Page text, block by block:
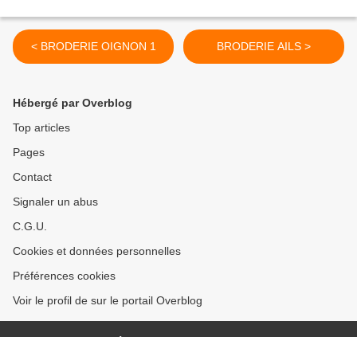
< BRODERIE OIGNON 1 BRODERIE AILS >
Hébergé par Overblog
Top articles
Pages
Contact
Signaler un abus
C.G.U.
Cookies et données personnelles
Préférences cookies
Voir le profil de sur le portail Overblog